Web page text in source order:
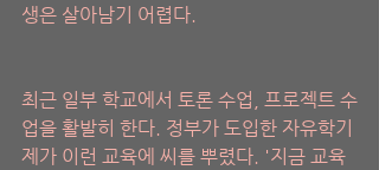
생은 살아남기 어렵다.
최근 일부 학교에서 토론 수업, 프로젝트 수
업을 활발히 한다. 정부가 도입한 자유학기
제가 이런 교육에 씨를 뿌렸다. '지금 교육